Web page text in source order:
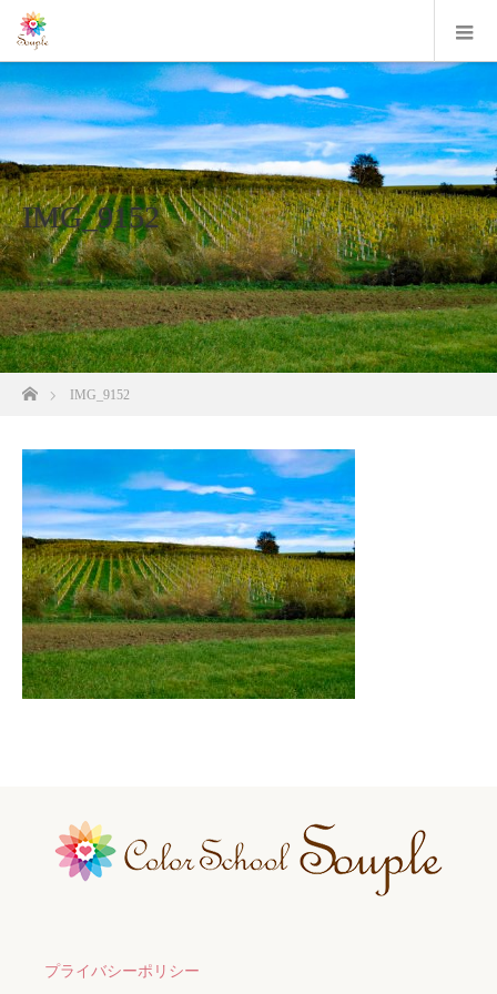
IMG_9152
ホームIMG_9152
プライバシーポリシー